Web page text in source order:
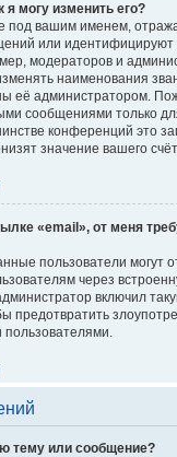
я могу изменить его?
под вашим именем,
или
модераторов и
наименования
её администратором.
сообщениями только
конференций это
значение вашего
«email», от меня
пользователи могут
через
включил
предотвратить
тему или сообщение?